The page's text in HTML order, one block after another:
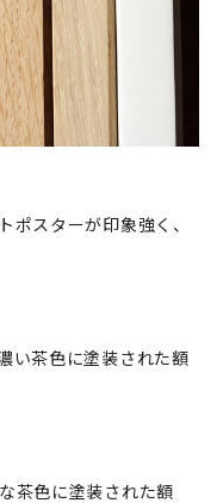
スターが印象強く、
い茶色に塗装された額
茶色に塗装された額